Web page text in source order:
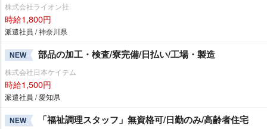
株式会社ライオン社
時給1,800円
派遣社員 / 神奈川県
NEW 部品の加工・検査/寮完備/日払い/工場・製造
株式会社日本ケイテム
時給1,500円
派遣社員 / 愛知県
NEW 「福祉調理スタッフ」無資格可/日勤のみ/高齢者住宅